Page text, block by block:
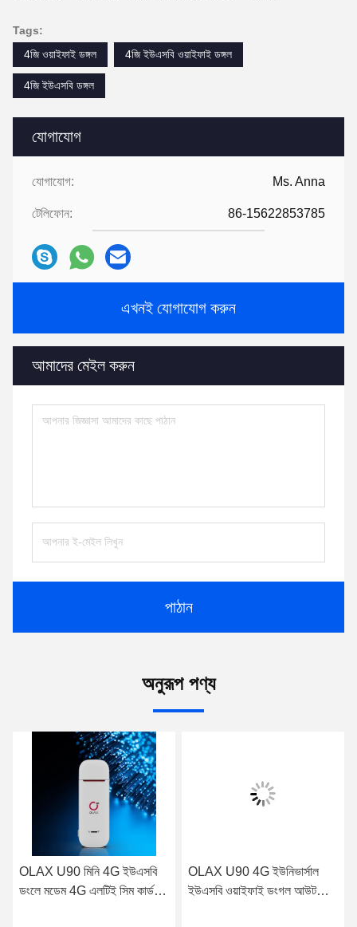
যোগাযোগ
যোগাযোগ: Ms. Anna
টেলিফোন: 86-15622853785
এখনই যোগাযোগ করুন
আমাদের মেইল ​​করুন
পাঠান
Tags:
4জি ওয়াইফাই ডঙ্গল
4জি ইউএসবি ওয়াইফাই ডঙ্গল
4জি ইউএসবি ডঙ্গল
অনুরূপ পণ্য
OLAX U90 4G ইউনিভার্সাল
ইউএসবি ওয়াইফাই ডংগল আউটডোর
OLAX U90 কার প্লে স্ট্যান্ডার্ড
802.11b/g/n 4G ইউএসবি ডংলে